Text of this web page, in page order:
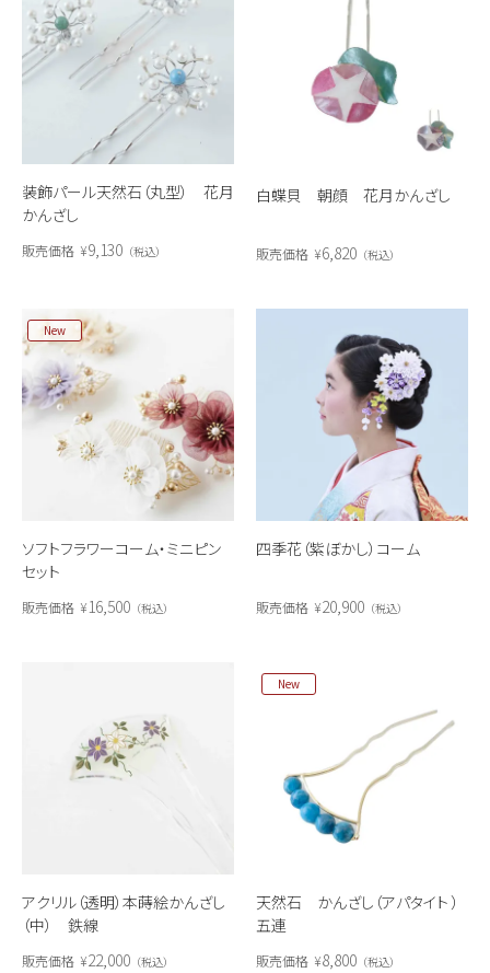
装飾パール天然石（丸型） 花月
かんざし
販売価格 ¥9,130 税込
白蝶貝 朝顔 花月かんざし
販売価格 ¥6,820 税込
ソフトフラワーコーム・ミニピン
セット
New
販売価格 ¥16,500 税込
四季花（紫ぼかし）コーム
販売価格 ¥20,900 税込
アクリル（透明）本蒔絵かんざし
（中） 鉄線
販売価格 ¥22,000 税込
天然石 かんざし（アパタイト ）
五連
New
販売価格 ¥8,800 税込